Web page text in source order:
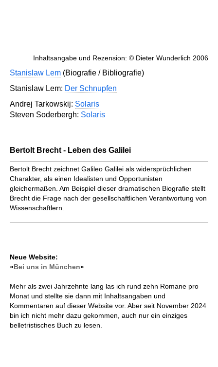
Inhaltsangabe und Rezension: © Dieter Wunderlich 2006
Stanislaw Lem (Biografie / Bibliografie)
Stanislaw Lem: Der Schnupfen
Andrej Tarkowskij: Solaris
Steven Soderbergh: Solaris
Bertolt Brecht - Leben des Galilei
Bertolt Brecht zeichnet Galileo Galilei als widersprüchlichen
Charakter, als einen Idealisten und Opportunisten
gleichermaßen. Am Beispiel dieser dramatischen Biografie stellt
Brecht die Frage nach der gesellschaftlichen Verantwortung von
Wissenschaftlern.
Neue Website:
»Bei uns in München«
Mehr als zwei Jahrzehnte lang las ich rund zehn Romane pro
Monat und stellte sie dann mit Inhaltsangaben und
Kommentaren auf dieser Website vor. Aber seit November 2024
bin ich nicht mehr dazu gekommen, auch nur ein einziges
belletristisches Buch zu lesen.